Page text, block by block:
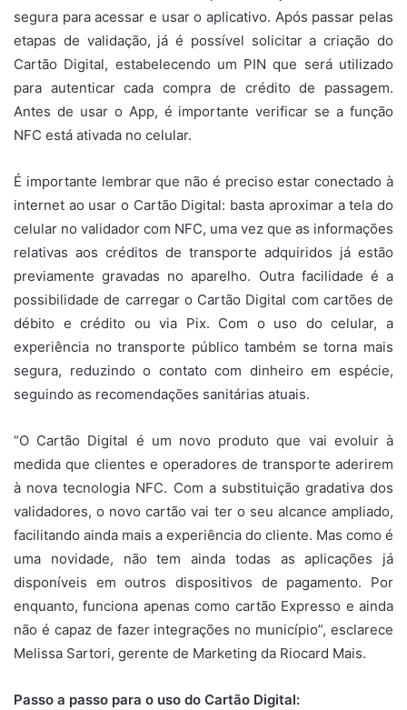
segura para acessar e usar o aplicativo. Após passar pelas
etapas de validação, já é possível solicitar a criação do
Cartão Digital, estabelecendo um PIN que será utilizado
para autenticar cada compra de crédito de passagem.
Antes de usar o App, é importante verificar se a função
NFC está ativada no celular.
É importante lembrar que não é preciso estar conectado à
internet ao usar o Cartão Digital: basta aproximar a tela do
celular no validador com NFC, uma vez que as informações
relativas aos créditos de transporte adquiridos já estão
previamente gravadas no aparelho. Outra facilidade é a
possibilidade de carregar o Cartão Digital com cartões de
débito e crédito ou via Pix. Com o uso do celular, a
experiência no transporte público também se torna mais
segura, reduzindo o contato com dinheiro em espécie,
seguindo as recomendações sanitárias atuais.
“O Cartão Digital é um novo produto que vai evoluir à
medida que clientes e operadores de transporte aderirem
à nova tecnologia NFC. Com a substituição gradativa dos
validadores, o novo cartão vai ter o seu alcance ampliado,
facilitando ainda mais a experiência do cliente. Mas como é
uma novidade, não tem ainda todas as aplicações já
disponíveis em outros dispositivos de pagamento. Por
enquanto, funciona apenas como cartão Expresso e ainda
não é capaz de fazer integrações no município”, esclarece
Melissa Sartori, gerente de Marketing da Riocard Mais.
Passo a passo para o uso do Cartão Digital: